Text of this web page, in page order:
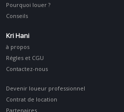
Pourquoi louer ?
Conseils
Kri Hani
à propos
Régles et CGU
Contactez-nous
Devenir loueur professionnel
Contrat de location
Partenaires